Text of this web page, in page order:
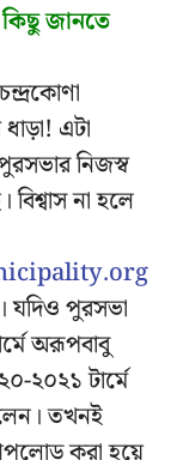
জানতে
এটা
নিজস্ব
না হলে
যদিও পুরসভা
অরূপবাবু
২০২১ টার্মে
তখনই